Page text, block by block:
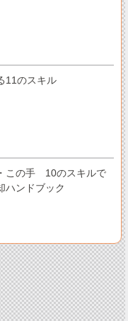
11のスキル
この手 10のスキルで
ハンドブック